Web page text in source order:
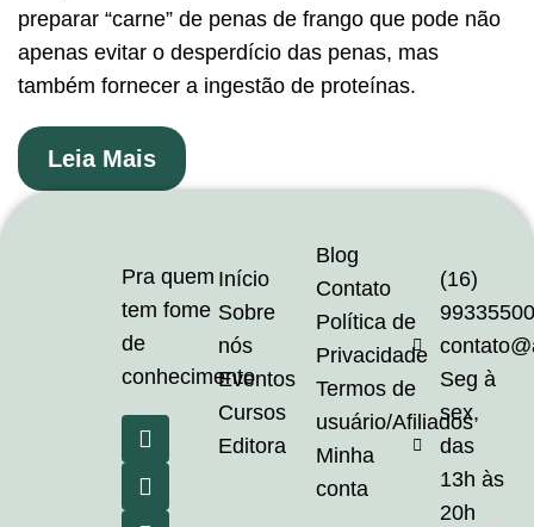
preparar “carne” de penas de frango que pode não
apenas evitar o desperdício das penas, mas
também fornecer a ingestão de proteínas.
Leia Mais
Pra quem
tem fome
de
conhecimento
Início
Sobre
nós
Eventos
Cursos
Editora
Blog
Contato
Política de
Privacidade
Termos de
usuário/Afiliados
Minha
conta
(16)
Seg à
sex,
das
13h às
20h